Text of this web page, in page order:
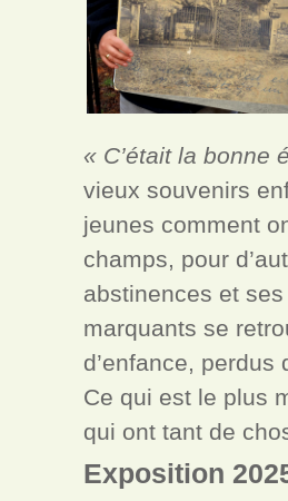
« C’était la bonne
vieux souvenirs
jeunes comment
champs, pour
abstinences et
marquants se
d’enfance, perdus
Ce qui est le plus
qui ont tant de
Exposition